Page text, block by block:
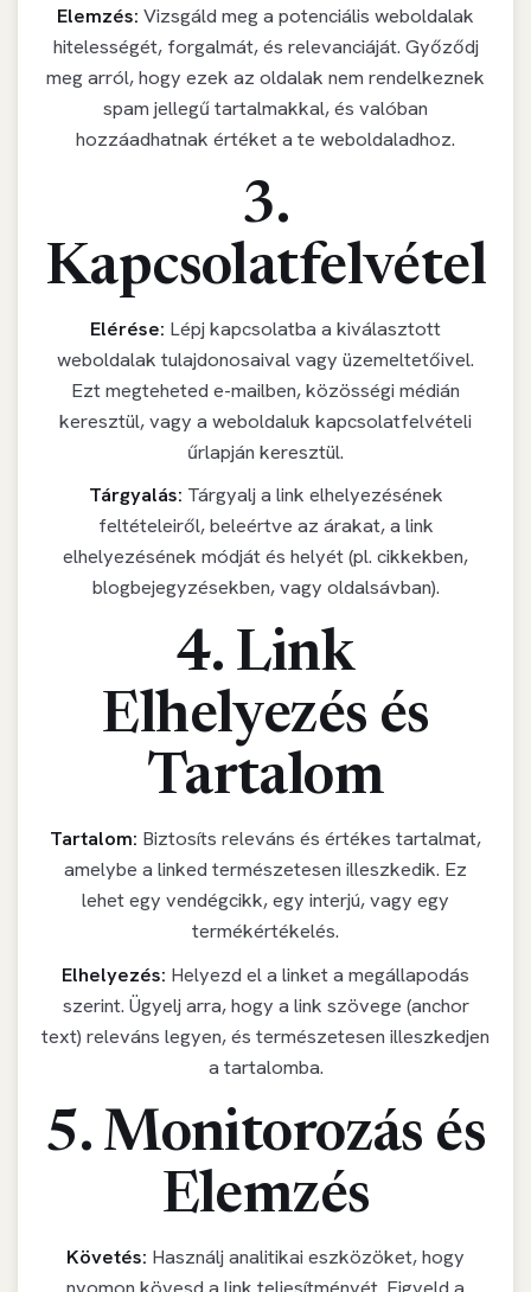
Elemzés: Vizsgáld meg a potenciális weboldalak
hitelességét, forgalmát, és relevanciáját. Győződj
meg arról, hogy ezek az oldalak nem rendelkeznek
spam jellegű tartalmakkal, és valóban
hozzáadhatnak értéket a te weboldaladhoz.
3.
Kapcsolatfelvétel
Elérése: Lépj kapcsolatba a kiválasztott
weboldalak tulajdonosaival vagy üzemeltetőivel.
Ezt megteheted e-mailben, közösségi médián
keresztül, vagy a weboldaluk kapcsolatfelvételi
űrlapján keresztül.
Tárgyalás: Tárgyalj a link elhelyezésének
feltételeiről, beleértve az árakat, a link
elhelyezésének módját és helyét (pl. cikkekben,
blogbejegyzésekben, vagy oldalsávban).
4. Link
Elhelyezés és
Tartalom
Tartalom: Biztosíts releváns és értékes tartalmat,
amelybe a linked természetesen illeszkedik. Ez
lehet egy vendégcikk, egy interjú, vagy egy
termékértékelés.
Elhelyezés: Helyezd el a linket a megállapodás
szerint. Ügyelj arra, hogy a link szövege (anchor
text) releváns legyen, és természetesen illeszkedjen
a tartalomba.
5. Monitorozás és
Elemzés
Követés: Használj analitikai eszközöket, hogy
nyomon kövesd a link teljesítményét. Figyeld a